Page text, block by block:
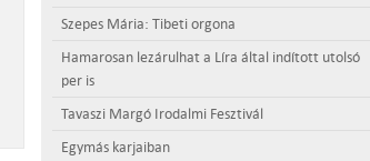
Szepes Mária: Tibeti orgona
Hamarosan lezárulhat a Líra által indított utolsó
per is
Tavaszi Margó Irodalmi Fesztivál
Egymás karjaiban